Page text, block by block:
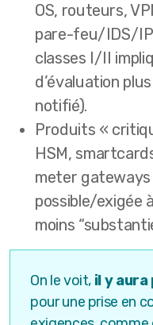
OS, routeurs,
pare-feu/IDS/
classes I/II
d’évaluation
notifié).
Produits «
HSM,
meter
possible/exigée
moins
On le voit, il y
pour une prise en